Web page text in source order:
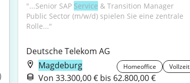
"...Senior SAP Service & Transition Manager
Public Sector (m/w/d) spielen Sie eine zentrale
Rolle..."
Deutsche Telekom AG
Magdeburg
Homeoffice Vollzeit
Von 33.300,00 € bis 62.800,00 €